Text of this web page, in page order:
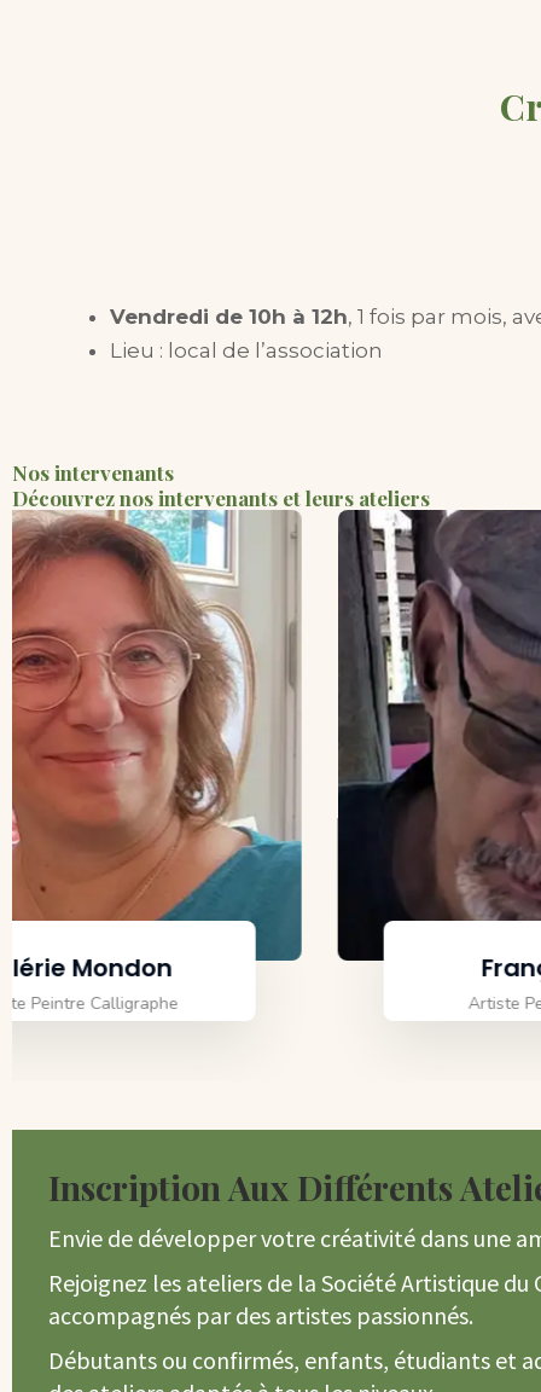
Vendredi de 10h à 12h, 1 fois par mois,
Lieu : local de l’association
Nos intervenants
Découvrez nos intervenants et leurs ateliers
François Vert
Artiste Peintre - Graveur
Inscription Aux Différents
Envie de développer votre créativité dans une
Rejoignez les ateliers de la Société Artistique
accompagnés par des artistes passionnés.
Débutants ou confirmés, enfants, étudiants et